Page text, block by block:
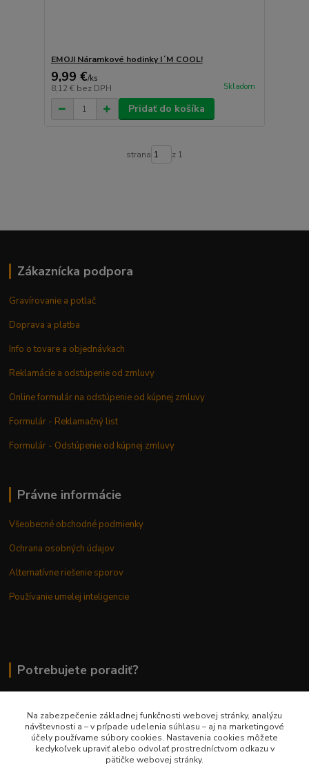
EMOJI Náramkové hodinky I´M COOL!
9,99 €/ks
8,12 € bez DPH Skladom
Pridať do košíka
strana z 1
Zákaznícka podpora
Gravírovanie a potlač
Doprava a platba
Info o tovare a objednávkach
Reklamácie a odstúpenie od zmluvy
Online formulár na odstúpenie od kúpnej zmluvy
Formulár - Reklamačný list
Formulár - Odstúpenie od kúpnej zmluvy
Právne informácie
Všeobecné obchodné podmienky
Ochrana osobných údajov
Alternatívne riešenie sporov
Používanie umelej inteligencie
Potrebujete poradiť?
0948 236 042
info@margaretkashop.sk
Na zabezpečenie základnej funkčnosti webovej stránky, analýzu
návštevnosti a – v prípade udelenia súhlasu – aj na marketingové
účely používame súbory cookies. Nastavenia cookies môžete
kedykoľvek upraviť alebo odvolať prostredníctvom odkazu v
pätičke webovej stránky.